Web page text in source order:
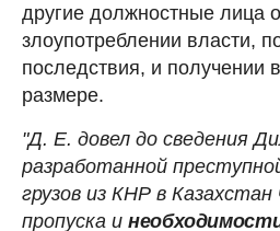
другие должностные лица
злоупотреблении власти,
последствия, и получении
размере.
"Д. Е. довел до сведения
разработанной
грузов из КНР в Казахстан
пропуска и